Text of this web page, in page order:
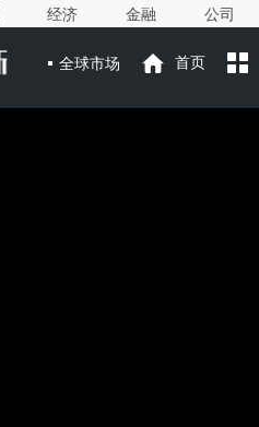
经济 金融 公司
全球市场 首页